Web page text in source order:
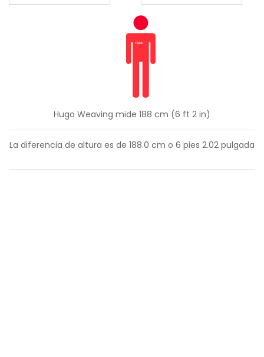
Hugo Weaving mide 188 cm (6 ft 2 in)
La diferencia de altura es de 188.0 cm o 6 pies 2.02 pulgada